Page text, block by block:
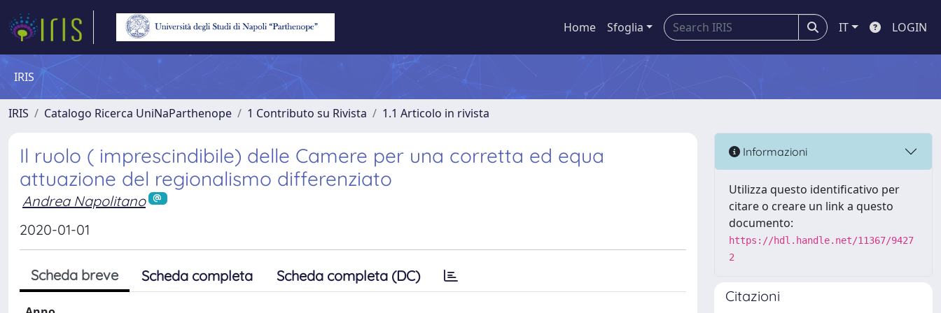
Home Sfoglia IT LOGIN
IRIS
IRIS Catalogo Ricerca UniNaParthenope 1 Contributo su Rivista 1.1 Articolo in rivista
Il ruolo ( imprescindibile) delle Camere per una corretta ed equa
attuazione del regionalismo differenziato
Andrea Napolitano
2020-01-01
Scheda breve Scheda completa Scheda completa (DC)
Informazioni
Utilizza questo identificativo per
citare o creare un link a questo
documento:
https://hdl.handle.net/11367/9427
2
Citazioni